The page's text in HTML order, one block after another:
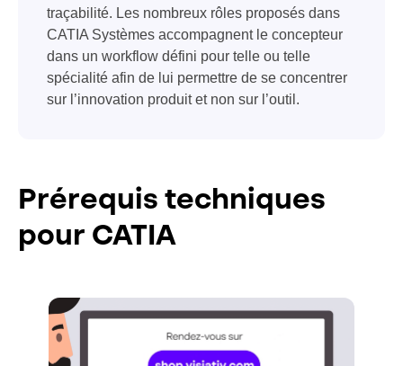
traçabilité. Les nombreux rôles proposés dans
CATIA Systèmes accompagnent le concepteur
dans un workflow défini pour telle ou telle
spécialité afin de lui permettre de se concentrer
sur l’innovation produit et non sur l’outil.
Prérequis techniques
pour CATIA